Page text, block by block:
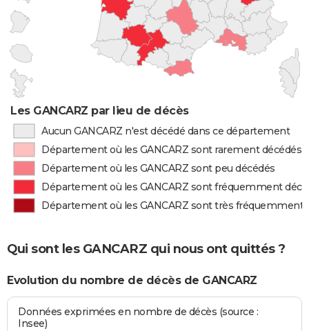
Les GANCARZ par lieu de décès
Aucun GANCARZ n'est décédé dans ce département
Département où les GANCARZ sont rarement décédés
Département où les GANCARZ sont peu décédés
Département où les GANCARZ sont fréquemment
Département où les GANCARZ sont très fréquemment
Qui sont les GANCARZ qui nous ont quittés ?
Evolution du nombre de décès de GANCARZ
Données exprimées en nombre de décès (source :
Insee)